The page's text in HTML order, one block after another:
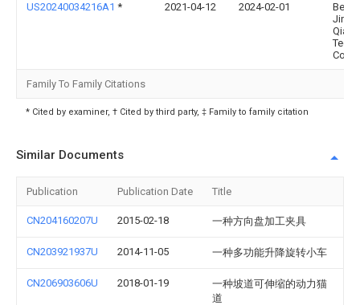
US20240034216A1 * 2021-04-12 2024-02-01
Co.,
Family To Family Citations
* Cited by examiner, † Cited by third party, ‡ Family to family citation
Similar Documents
Publication Publication Date Title
CN204160207U 2015-02-18 一种方向盘加工夹具
CN203921937U 2014-11-05 一种多功能升降旋转小车
CN206903606U 2018-01-19
一种坡道可伸缩的动力猫
道